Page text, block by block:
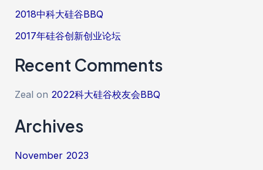
2018中科大硅谷BBQ
2017年硅谷创新创业论坛
Recent Comments
Zeal on 2022科大硅谷校友会BBQ
Archives
November 2023